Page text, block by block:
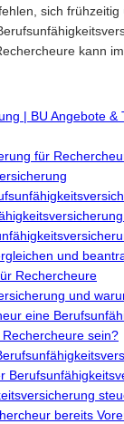
sich
kann
| BU Angebote &
für
und
Rechercheure
und
eine
sein?
bereits